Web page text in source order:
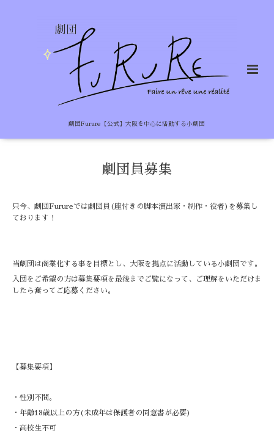
劇団Furure【公式】大阪を中心に活動する小劇団
劇団員募集
只今、劇団Furureでは劇団員(座付きの脚本演出家・制作・役者)を募集し
ております！
当劇団は商業化する事を目標とし、大阪を拠点に活動している小劇団です。
入団をご希望の方は募集要項を最後までご覧になって、ご理解をいただけま
したら奮ってご応募ください。
【募集要項】
・性別不問。
・年齢18歳以上の方(未成年は保護者の同意書が必要)
・高校生不可